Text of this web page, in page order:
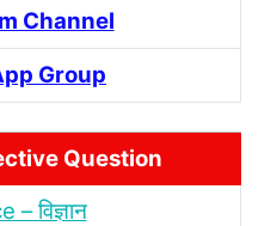
Channel
Group
Question
– विज्ञान